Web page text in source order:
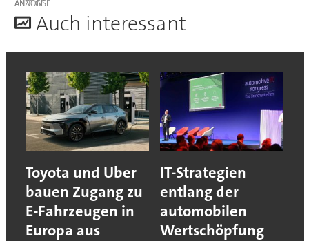
ANZEIGE
Auch interessant
Toyota und Uber
bauen Zugang zu
E-Fahrzeugen in
Europa aus
IT-Strategien
entlang der
automobilen
Wertschöpfung